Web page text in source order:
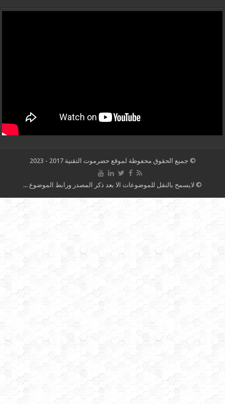
© جميع الحقوق محفوظة لموقع حضرموت التقنية 2017 - 2023
© لايسمح بالنقل للموضوعات الا بعد ذكر المصدر ورابط الموضوع ...